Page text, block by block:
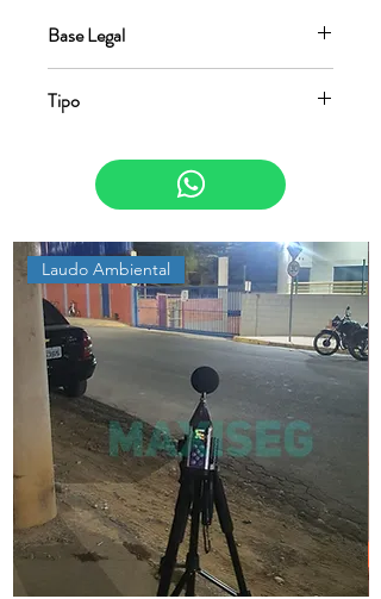
Base Legal
Tipo
Laudo Ambiental